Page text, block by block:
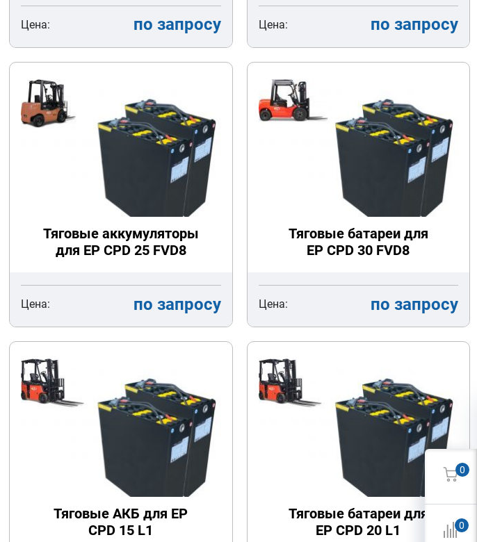
Цена: по запросу Цена: по запросу
Тяговые аккумуляторы
для EP CPD 25 FVD8
Цена: по запросу
Тяговые батареи для
EP CPD 30 FVD8
Цена: по запросу
Тяговые АКБ для EP
CPD 15 L1
Тяговые батареи для
EP CPD 20 L1
0
0